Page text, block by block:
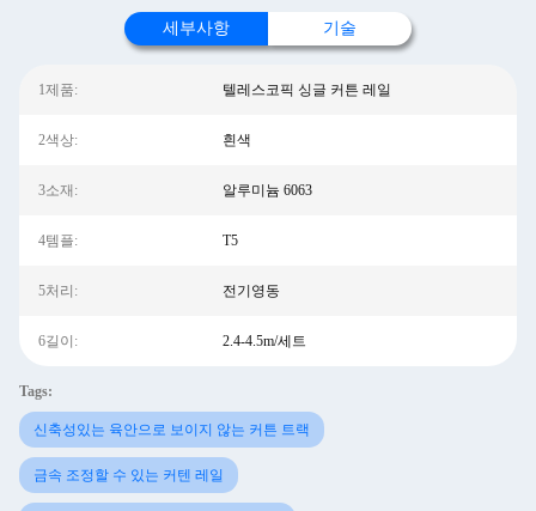
세부사항 기술
1제품: 텔레스코픽 싱글 커튼 레일
2색상: 흰색
3소재: 알루미늄 6063
4템플: T5
5처리: 전기영동
6길이: 2.4-4.5m/세트
Tags:
신축성있는 육안으로 보이지 않는 커튼 트랙
금속 조정할 수 있는 커텐 레일